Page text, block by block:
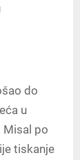
do
u
Misal po
tiskanje